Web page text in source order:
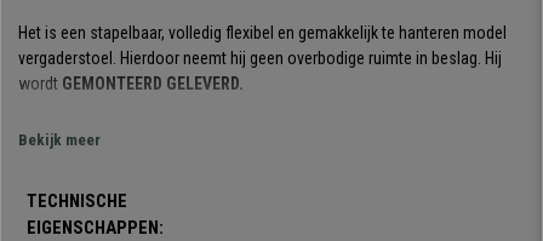
Het is een stapelbaar, volledig flexibel en gemakkelijk te hanteren model
vergaderstoel. Hierdoor neemt hij geen overbodige ruimte in beslag. Hij
wordt GEMONTEERD GELEVERD.
Zijn gelaagde ontwerp is stijlvol en elegant: de zitting en de rugleuning zijn
zeerresistent en flexibel.
Perfect om uw klanten of gasten een comfortabele stoel van hoge
kwaliteit te bieden. De structuur bestaat uit een stalen frame met 4 grijze
Bekijk meer
TECHNISCHE
EIGENSCHAPPEN: